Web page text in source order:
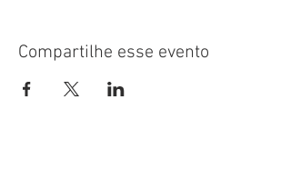
Compartilhe esse evento